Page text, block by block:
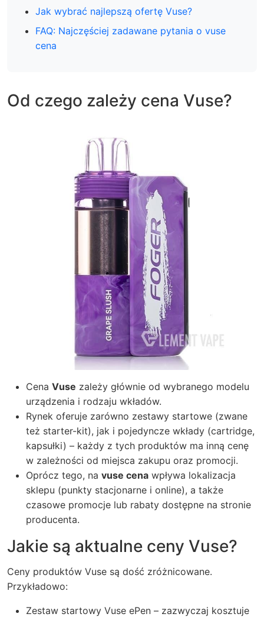
Jak wybrać najlepszą ofertę Vuse?
FAQ: Najczęściej zadawane pytania o vuse
cena
Od czego zależy cena Vuse?
Cena Vuse zależy głównie od wybranego modelu
urządzenia i rodzaju wkładów.
Rynek oferuje zarówno zestawy startowe (zwane
też starter-kit), jak i pojedyncze wkłady (cartridge,
kapsułki) – każdy z tych produktów ma inną cenę
w zależności od miejsca zakupu oraz promocji.
Oprócz tego, na vuse cena wpływa lokalizacja
sklepu (punkty stacjonarne i online), a także
czasowe promocje lub rabaty dostępne na stronie
producenta.
Jakie są aktualne ceny Vuse?
Ceny produktów Vuse są dość zróżnicowane.
Przykładowo:
Zestaw startowy Vuse ePen – zazwyczaj kosztuje